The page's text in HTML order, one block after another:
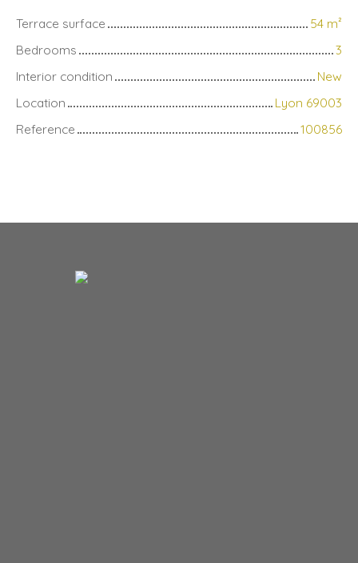
Terrace surface 54 m²
Bedrooms
3
Interior condition
New
Location
Lyon 69003
Reference
100856